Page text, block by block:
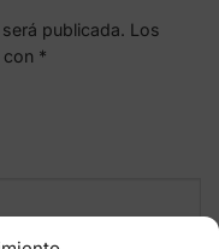
publicada. Los
*